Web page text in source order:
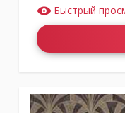
Быстрый